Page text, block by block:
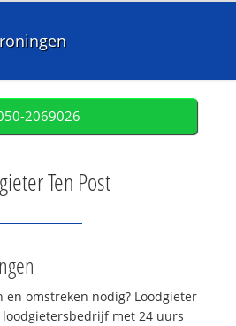
2069026
Ten Post
en omstreken nodig? Loodgieter
met 24 uurs